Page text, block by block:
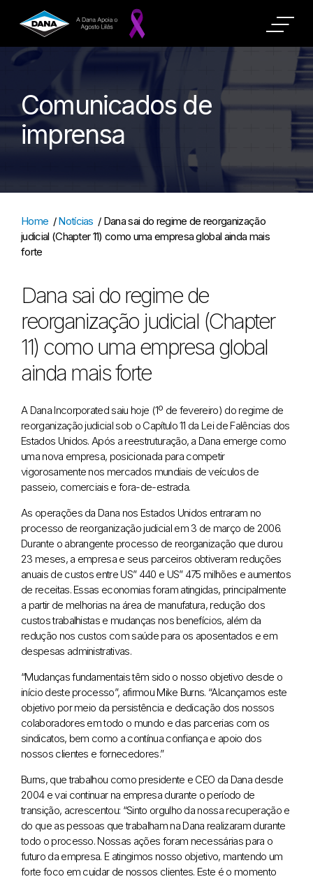
Comunicados de
imprensa
Home /Notícias / Dana sai do regime de reorganização
judicial (Chapter 11) como uma empresa global ainda mais
forte
Dana sai do regime de
reorganização judicial (Chapter
11) como uma empresa global
ainda mais forte
A Dana Incorporated saiu hoje (1º de fevereiro) do regime de
reorganização judicial sob o Capítulo 11 da Lei de Falências dos
Estados Unidos. Após a reestruturação, a Dana emerge como
uma nova empresa, posicionada para competir
vigorosamente nos mercados mundiais de veículos de
passeio, comerciais e fora-de-estrada.
As operações da Dana nos Estados Unidos entraram no
processo de reorganização judicial em 3 de março de 2006.
Durante o abrangente processo de reorganização que durou
23 meses, a empresa e seus parceiros obtiveram reduções
anuais de custos entre US” 440 e US” 475 milhões e aumentos
de receitas. Essas economias foram atingidas, principalmente
a partir de melhorias na área de manufatura, redução dos
custos trabalhistas e mudanças nos benefícios, além da
redução nos custos com saúde para os aposentados e em
despesas administrativas.
“Mudanças fundamentais têm sido o nosso objetivo desde o
início deste processo”, afirmou Mike Burns. “Alcançamos este
objetivo por meio da persistência e dedicação dos nossos
colaboradores em todo o mundo e das parcerias com os
sindicatos, bem como a contínua confiança e apoio dos
nossos clientes e fornecedores.”
Burns, que trabalhou como presidente e CEO da Dana desde
2004 e vai continuar na empresa durante o período de
transição, acrescentou: “Sinto orgulho da nossa recuperação e
do que as pessoas que trabalham na Dana realizaram durante
todo o processo. Nossas ações foram necessárias para o
futuro da empresa. E atingimos nosso objetivo, mantendo um
forte foco em cuidar de nossos clientes. Este é o momento